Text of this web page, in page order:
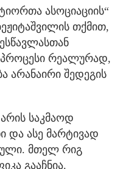
ასოციაციის“
თქმით,
პროცესი რეალურად,
არანაირი შედეგის
არის საკმაოდ
და ასე მარტივად
მთელ რიგ
გააჩნია.